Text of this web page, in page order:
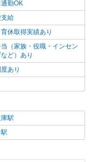
勤OK
給
休取得実績あり
（家族・役職・インセン
ど）あり
あり
駅